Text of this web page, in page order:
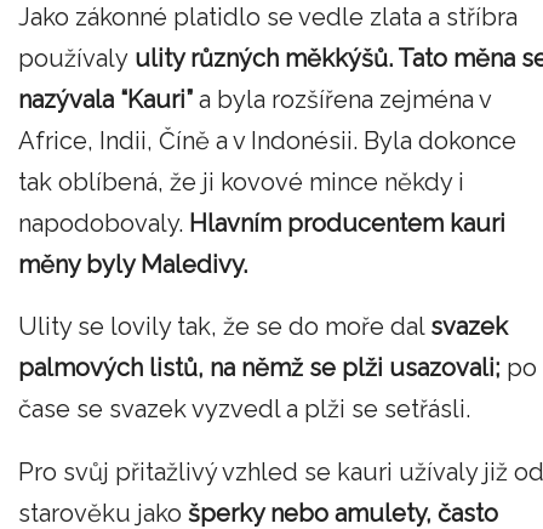
Jako zákonné platidlo se vedle zlata a stříbra
používaly ulity různých měkkýšů. Tato měna
nazývala “Kauri” a byla rozšířena zejména v
Africe, Indii, Číně a v Indonésii. Byla dokonce
tak oblíbená, že ji kovové mince někdy i
napodobovaly. Hlavním producentem kauri
měny byly Maledivy.
Ulity se lovily tak, že se do moře dal svazek
palmových listů, na němž se plži usazovali; po
čase se svazek vyzvedl a plži se setřásli.
Pro svůj přitažlivý vzhled se kauri užívaly již od
starověku jako šperky nebo amulety, často